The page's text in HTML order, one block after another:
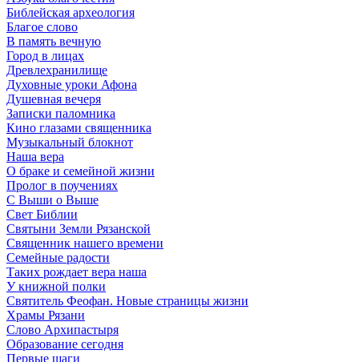
Библейская археология
Благое слово
В память вечную
Город в лицах
Древлехранилище
Духовные уроки Афона
Душевная вечеря
Записки паломника
Кино глазами священника
Музыкальный блокнот
Наша вера
О браке и семейной жизни
Пролог в поучениях
С Выши о Выше
Свет Библии
Святыни Земли Рязанской
Священник нашего времени
Семейные радости
Таких рождает вера наша
У книжной полки
Святитель Феофан. Новые страницы жизни
Храмы Рязани
Слово Архипастыря
Образование сегодня
Первые шаги